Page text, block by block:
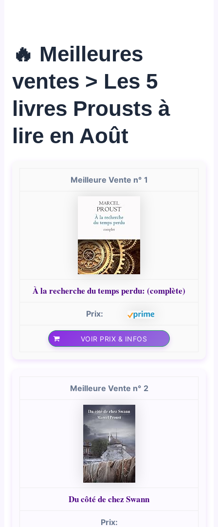
🔥 Meilleures
ventes > Les 5
livres Prousts à
lire en Août
1
À la recherche du temps perdu: (complète)
VOIR PRIX & INFOS
2
Du côté de chez Swann